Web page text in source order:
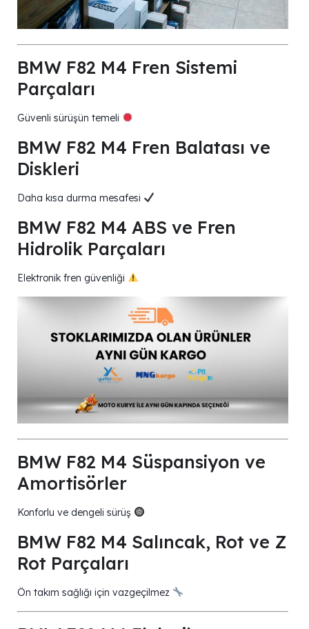
BMW F82 M4 Fren Sistemi
Parçaları
Güvenli sürüşün temeli
BMW F82 M4 Fren Balatası ve
Diskleri
Daha kısa durma mesafesi
BMW F82 M4 ABS ve Fren
Hidrolik Parçaları
Elektronik fren güvenliği
BMW F82 M4 Süspansiyon ve
Amortisörler
Konforlu ve dengeli sürüş
BMW F82 M4 Salıncak, Rot ve Z
Rot Parçaları
Ön takım sağlığı için vazgeçilmez